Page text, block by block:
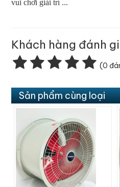
vui chơi giải trí ...
Khách hàng đánh
(0
Sản phẩm cùng loại